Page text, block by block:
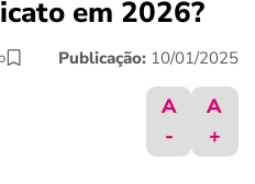
em 2026?
Publicação: 10/01/2025
A
-
A
+